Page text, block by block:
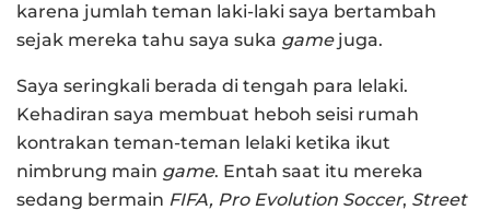
karena jumlah teman laki-laki saya bertambah
sejak mereka tahu saya suka game juga.
Saya seringkali berada di tengah para lelaki.
Kehadiran saya membuat heboh seisi rumah
kontrakan teman-teman lelaki ketika ikut
nimbrung main game. Entah saat itu mereka
sedang bermain FIFA, Pro Evolution Soccer, Street